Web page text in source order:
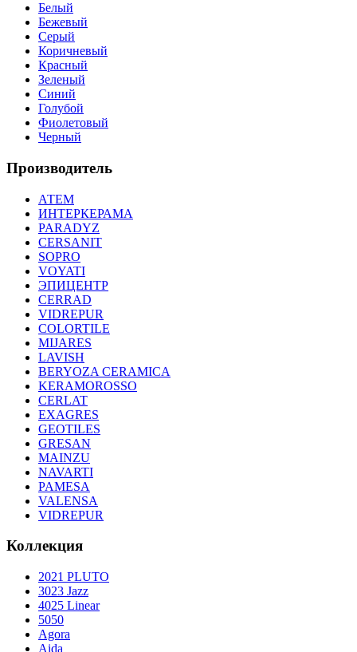
Белый
Бежевый
Серый
Коричневый
Красный
Зеленый
Синий
Голубой
Фиолетовый
Черный
Производитель
АТЕМ
ИНТЕРКЕРАМА
PARADYZ
CERSANIT
SOPRO
VOYATI
ЭПИЦЕНТР
CERRAD
VIDREPUR
COLORTILE
MIJARES
LAVISH
BERYOZA CERAMICA
KERAMOROSSO
CERLAT
EXAGRES
GEOTILES
GRESAN
MAINZU
NAVARTI
PAMESA
VALENSA
VIDREPUR
Коллекция
2021 PLUTO
3023 Jazz
4025 Linear
5050
Agora
Aida